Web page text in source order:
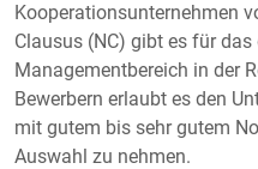
Kooperationsunternehmen
Clausus (NC) gibt es für
Managementbereich in der
Bewerbern erlaubt es den
mit gutem bis sehr gutem
Auswahl zu nehmen.